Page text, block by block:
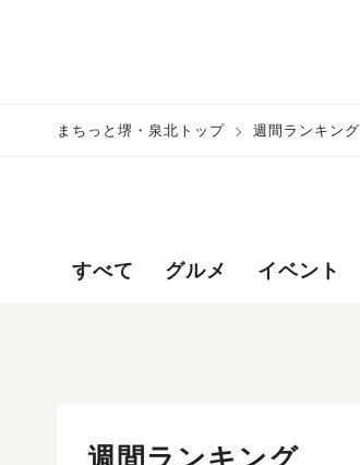
まちっと堺・泉北トップ 週間ランキング
すべて グルメ イベント
週間ランキング